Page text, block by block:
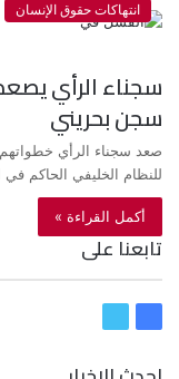
انتهاكات حقوق الإنسان
سجناء الرأي
سجن بحريني
صعد سجناء الرأي
للنظام الخليفي الحاكم
أكمل القراءة »
تابعنا على
س
ي